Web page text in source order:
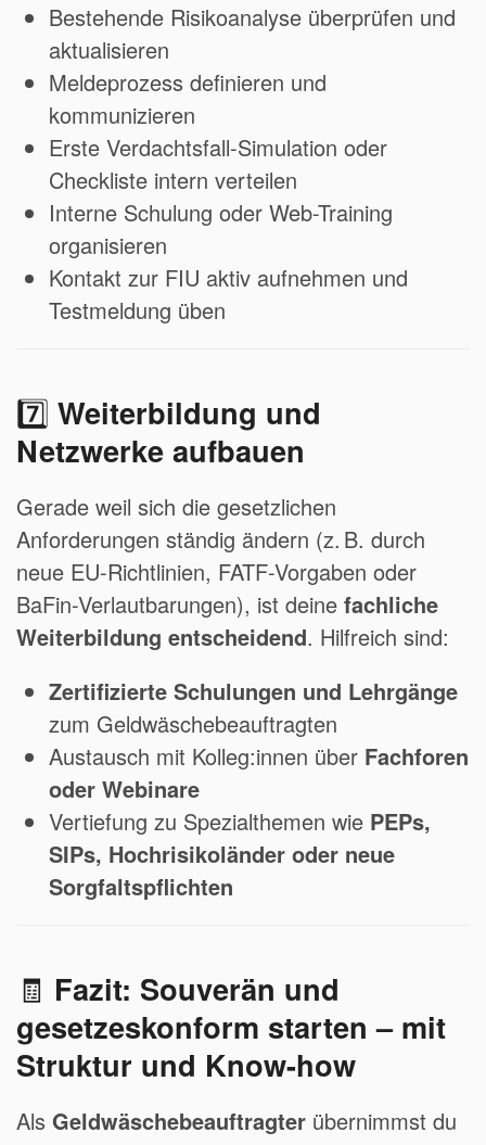
Bestehende Risikoanalyse überprüfen und
aktualisieren
Meldeprozess definieren und
kommunizieren
Erste Verdachtsfall-Simulation oder
Checkliste intern verteilen
Interne Schulung oder Web-Training
organisieren
Kontakt zur FIU aktiv aufnehmen und
Testmeldung üben
7️⃣ Weiterbildung und
Netzwerke aufbauen
Gerade weil sich die gesetzlichen
Anforderungen ständig ändern (z. B. durch
neue EU-Richtlinien, FATF-Vorgaben oder
BaFin-Verlautbarungen), ist deine fachliche
Weiterbildung entscheidend. Hilfreich sind:
Zertifizierte Schulungen und Lehrgänge
zum Geldwäschebeauftragten
Austausch mit Kolleg:innen über Fachforen
oder Webinare
Vertiefung zu Spezialthemen wie PEPs,
SIPs, Hochrisikoländer oder neue
Sorgfaltspflichten
🧾 Fazit: Souverän und
gesetzeskonform starten – mit
Struktur und Know-how
Als Geldwäschebeauftragter übernimmst du